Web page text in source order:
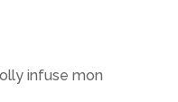
infuse mon